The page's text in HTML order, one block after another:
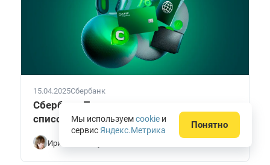
15.04.2025Сбербанк
Сбербанк Премьер — все условия и
список привилегий
Ирина Калимулина
Мы используемcookie и
сервис Яндекс.Метрика Понятно